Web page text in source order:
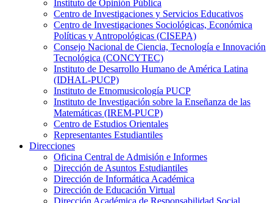
Instituto de Opinión Pública
Centro de Investigaciones y Servicios Educativos
Centro de Investigaciones Sociológicas, Económica
Políticas y Antropológicas (CISEPA)
Consejo Nacional de Ciencia, Tecnología e Innovación
Tecnológica (CONCYTEC)
Instituto de Desarrollo Humano de América Latina
(IDHAL-PUCP)
Instituto de Etnomusicología PUCP
Instituto de Investigación sobre la Enseñanza de las
Matemáticas (IREM-PUCP)
Centro de Estudios Orientales
Representantes Estudiantiles
Direcciones
Oficina Central de Admisión e Informes
Dirección de Asuntos Estudiantiles
Dirección de Informática Académica
Dirección de Educación Virtual
Dirección Académica de Responsabilidad Social